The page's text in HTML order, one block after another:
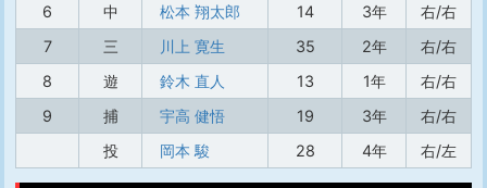
6
中 松本 翔太郎 14 3年
右/右
7
三 川上 寛生 35 2年
右/右
8
遊 鈴木 直人 13 1年
右/右
9
捕 宇高 健悟 19 3年
右/右
投
岡本 駿 28 4年 右/左